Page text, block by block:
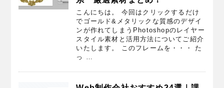
こんにちは。 今回はクリックするだけ
でゴールド&メタリックな質感のデザイ
ンが作れてしまうPhotoshopのレイヤー
スタイル素材と活用方法についてご紹介
いたします。 このフレームを・・・ た
っ …